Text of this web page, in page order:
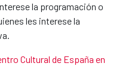
la programación o
les interese la
Cultural de España en